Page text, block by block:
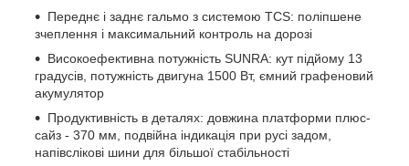
Переднє і заднє гальмо з системою TCS: поліпшене
зчеплення і максимальний контроль на дорозі
Високоефективна потужність SUNRA: кут підйому 13
градусів, потужність двигуна 1500 Вт, ємний графеновий
акумулятор
Продуктивність в деталях: довжина платформи плюс-
сайз - 370 мм, подвійна індикація при русі задом,
напівслікові шини для більшої стабільності